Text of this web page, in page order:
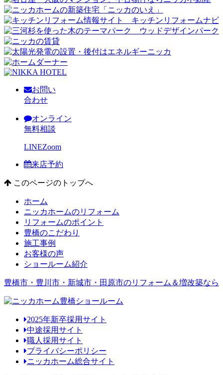
お問い
合わせ
オンライン
無料相談
LINEZoom
来店予約
このページのトップへ
ホーム
ニッカホームのリフォーム
リフォームのポイント
豊橋のこだわり
施工事例
お客様の声
ショールーム紹介
豊橋市・豊川市・新城市・田原市のリフォーム＆増改築なら
2025年新卒採用サイト
中途採用サイト
職人採用サイト
プライバシーポリシー
ニッカホーム総合サイト